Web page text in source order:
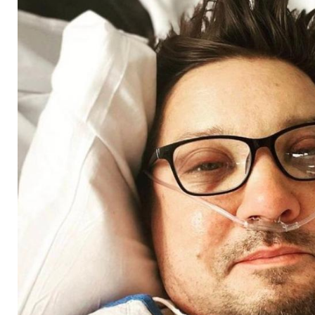
Kampf zurück ins